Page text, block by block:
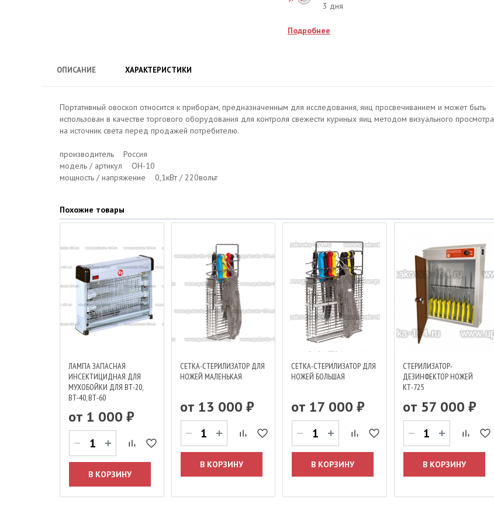
3 дня
Подробнее
ОПИСАНИЕ ХАРАКТЕРИСТИКИ
Портативный овоскоп относится к приборам, предназначенным для исследования, яиц просвечиванием и может быть
использован в качестве торгового оборудования для контроля свежести куриных яиц методом визуального просмотра
на источник света перед продажей потребителю.
производитель Россия
модель / артикул ОН-10
мощность / напряжение 0,1кВт / 220вольт
Похожие товары
ЛАМПА ЗАПАСНАЯ
ИНСЕКТИЦИДНАЯ ДЛЯ
МУХОБОЙКИ ДЛЯ ВТ-20,
ВТ-40, ВТ-60
от 1 000 ₽
В КОРЗИНУ
СЕТКА-СТЕРИЛИЗАТОР ДЛЯ
НОЖЕЙ МАЛЕНЬКАЯ
от 13 000 ₽
В КОРЗИНУ
СЕТКА-СТЕРИЛИЗАТОР ДЛЯ
НОЖЕЙ БОЛЬШАЯ
от 17 000 ₽
В КОРЗИНУ
СТЕРИЛИЗАТОР-
ДЕЗИНФЕКТОР НОЖЕЙ
КТ-725
от 57 000 ₽
В КОРЗИНУ